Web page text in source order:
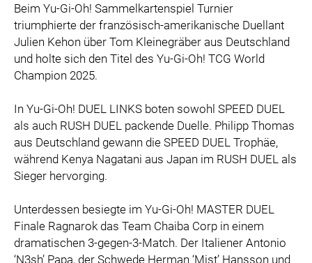
Beim Yu-Gi-Oh! Sammelkartenspiel Turnier
triumphierte der französisch-amerikanische Duellant
Julien Kehon über Tom Kleinegräber aus Deutschland
und holte sich den Titel des Yu-Gi-Oh! TCG World
Champion 2025.
In Yu-Gi-Oh! DUEL LINKS boten sowohl SPEED DUEL
als auch RUSH DUEL packende Duelle. Philipp Thomas
aus Deutschland gewann die SPEED DUEL Trophäe,
während Kenya Nagatani aus Japan im RUSH DUEL als
Sieger hervorging.
Unterdessen besiegte im Yu-Gi-Oh! MASTER DUEL
Finale Ragnarok das Team Chaiba Corp in einem
dramatischen 3-gegen-3-Match. Der Italiener Antonio
‘N3sh’ Papa, der Schwede Herman ‘Mist’ Hansson und